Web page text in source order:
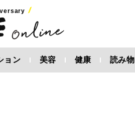
ョン 美容 健康 読み物